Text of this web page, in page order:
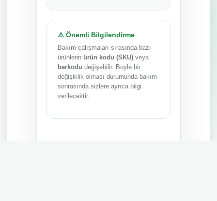
⚠️ Önemli Bilgilendirme
Bakım çalışmaları sırasında bazı
ürünlerin ürün kodu (SKU) veya
barkodu değişebilir. Böyle bir
değişiklik olması durumunda bakım
sonrasında sizlere ayrıca bilgi
verilecektir.